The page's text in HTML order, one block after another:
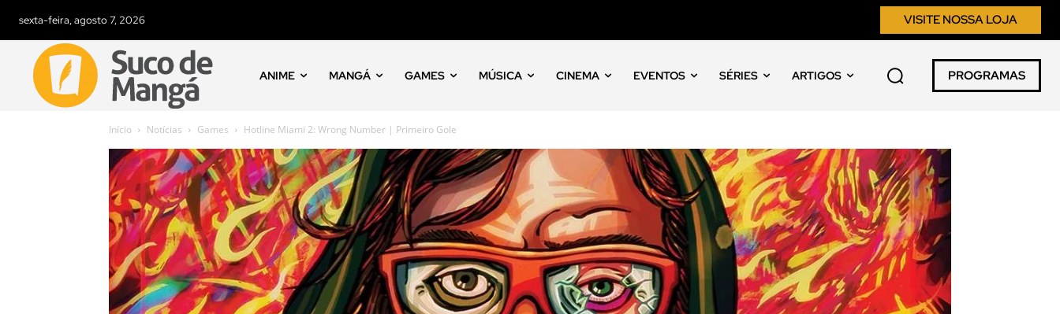
sexta-feira, agosto 7, 2026 VISITE NOSSA LOJA
ANIME MANGÁ GAMES MÚSICA CINEMA EVENTOS SÉRIES ARTIGOS PROGRAMAS
Início Notícias Games Hotline Miami 2: Wrong Number | Primeiro Gole